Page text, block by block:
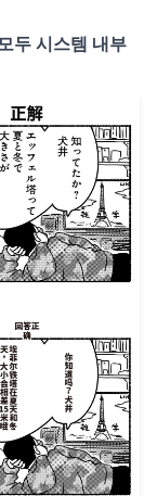
두 시스템 내부